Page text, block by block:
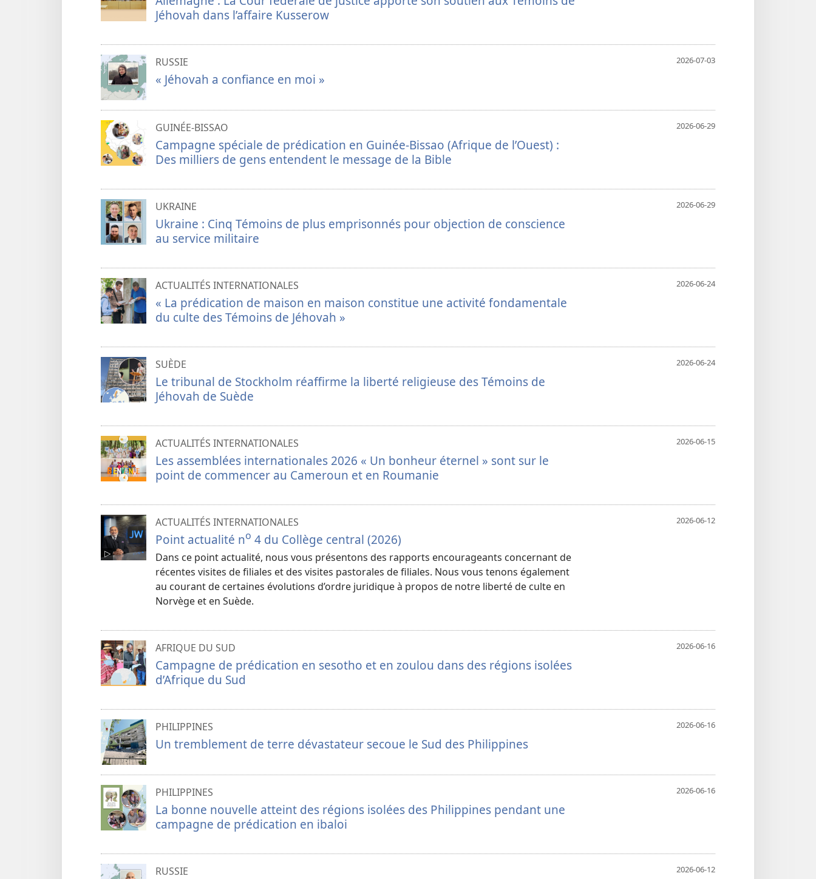
Jéhovah dans l’affaire Kusserow
2026-07-03
RUSSIE
« Jéhovah a confiance en moi »
2026-06-29
GUINÉE-BISSAO
Campagne spéciale de prédication en Guinée-Bissao (Afrique de l’Ouest) :
Des milliers de gens entendent le message de la Bible
2026-06-29
UKRAINE
Ukraine : Cinq Témoins de plus emprisonnés pour objection de conscience
au service militaire
2026-06-24
ACTUALITÉS INTERNATIONALES
« La prédication de maison en maison constitue une activité fondamentale
du culte des Témoins de Jéhovah »
2026-06-24
SUÈDE
Le tribunal de Stockholm réaffirme la liberté religieuse des Témoins de
Jéhovah de Suède
2026-06-15
ACTUALITÉS INTERNATIONALES
Les assemblées internationales 2026 « Un bonheur éternel » sont sur le
point de commencer au Cameroun et en Roumanie
2026-06-12
ACTUALITÉS INTERNATIONALES
Point actualité no 4 du Collège central (2026)
Dans ce point actualité, nous vous présentons des rapports encourageants concernant de
récentes visites de filiales et des visites pastorales de filiales. Nous vous tenons également
au courant de certaines évolutions d’ordre juridique à propos de notre liberté de culte en
Norvège et en Suède.
2026-06-16
AFRIQUE DU SUD
Campagne de prédication en sesotho et en zoulou dans des régions isolées
d’Afrique du Sud
2026-06-16
PHILIPPINES
Un tremblement de terre dévastateur secoue le Sud des Philippines
2026-06-16
PHILIPPINES
La bonne nouvelle atteint des régions isolées des Philippines pendant une
campagne de prédication en ibaloi
2026-06-12
RUSSIE